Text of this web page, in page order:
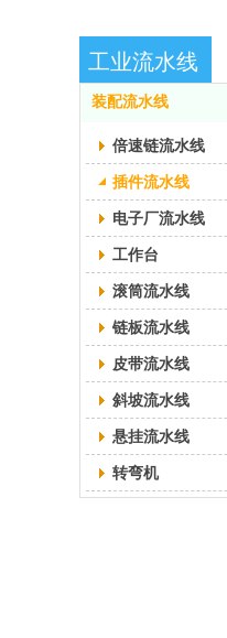
工业流水线
装配流水线
倍速链流水线
插件流水线
电子厂流水线
工作台
滚筒流水线
链板流水线
皮带流水线
斜坡流水线
悬挂流水线
转弯机